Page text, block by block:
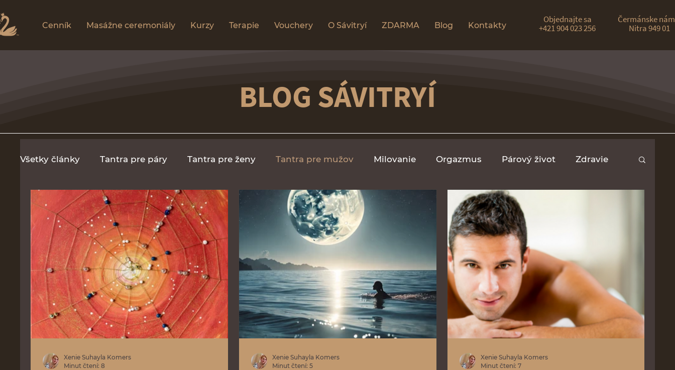
Cenník Masážne ceremoniály Kurzy Terapie Vouchery O Sávitryí ZDARMA Blog Kontakty
Objednajte sa
+421 904 023 256
Čermánske
Nitra 949 01
BLOG SÁVITRYÍ
Všetky články Tantra pre páry Tantra pre ženy Tantra pre mužov Milovanie Orgazmus Párový život Zdravie
Mužský kruh Recenzie Kurz Masáže Videá Relax masáž ženy Vedomé rozhovory ceremoniálna masáž
relax masáž pár Rekax masáž chlapi
Xenie Suhayla Komers
Minut čtení: 8
Xenie Suhayla Komers
Minut čtení: 5
Xenie Suhayla Komers
Minut čtení: 7